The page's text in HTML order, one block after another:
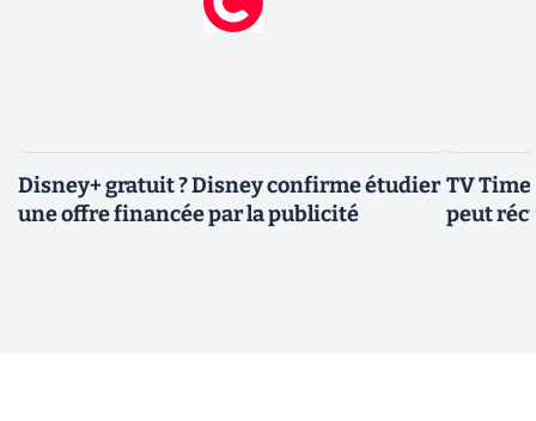
Disney+ gratuit ? Disney confirme étudier
une offre financée par la publicité
TV
peut